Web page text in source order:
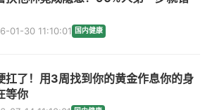
01-30 11:10:01 国内健康
扛了！用3周找到你的黄金作息你的身
等你